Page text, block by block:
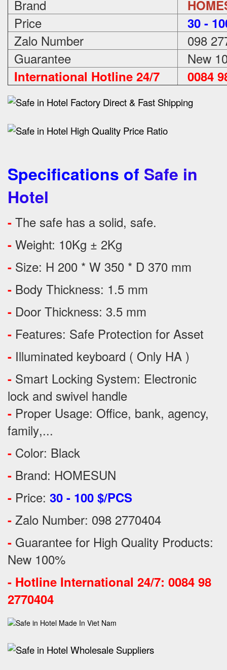
Brand
Price 30 -
Zalo Number
098
Guarantee
New
International Hotline 24/7 0084
Specifications of Safe in
Hotel
- The safe has a solid, safe.
- Weight: 10Kg ± 2Kg
- Size: H 200 * W 350 * D 370 mm
- Body Thickness: 1.5 mm
- Door Thickness: 3.5 mm
- Features: Safe Protection for Asset
- Illuminated keyboard ( Only HA )
- Smart Locking System: Electronic
lock and swivel handle
- Proper Usage: Office, bank, agency,
family,...
- Color: Black
- Brand: HOMESUN
- Price: 30 - 100 $/PCS
- Zalo Number: 098 2770404
- Guarantee for High Quality Products:
New 100%
- Hotline International 24/7: 0084 98
2770404